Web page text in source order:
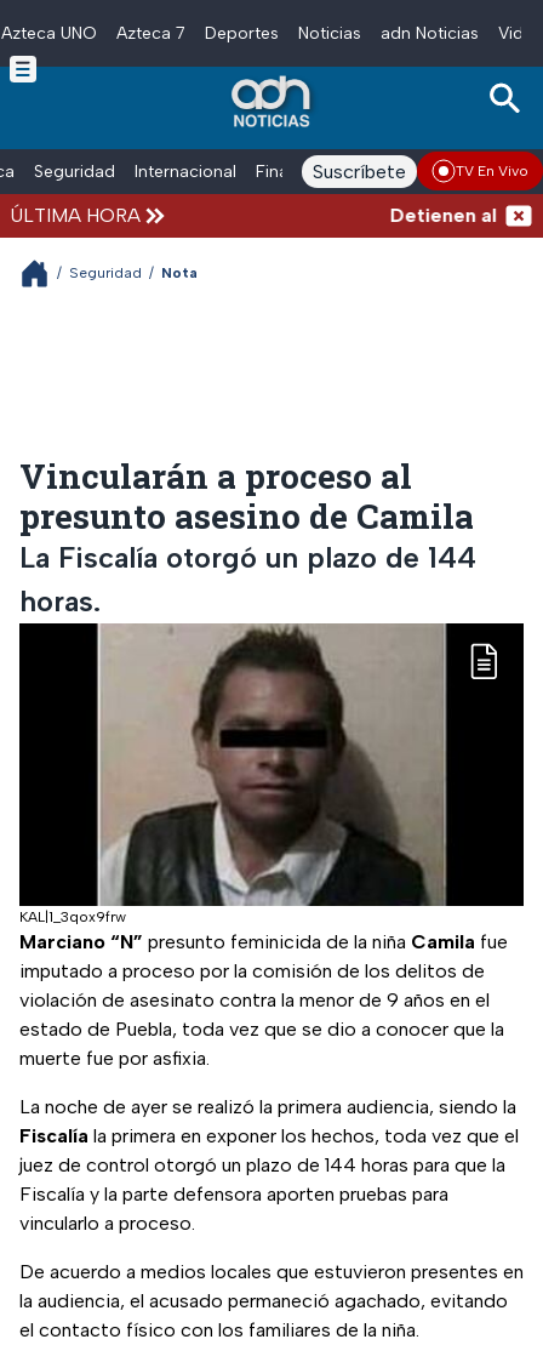
Skip to main content
Azteca UNO Azteca 7 Deportes Noticias adn Noticias
Seguridad Internacional Finanzas adn Noticias Radio
Suscríbete TV En Vivo
ÚLTIMA HORA Detienen al
/ Seguridad / Nota
Vincularán a proceso al
presunto asesino de Camila
La Fiscalía otorgó un plazo de 144
horas.
KAL|1_3qox9frw
Marciano “N” presunto feminicida de la niña Camila fue
imputado a proceso por la comisión de los delitos de
violación de asesinato contra la menor de 9 años en el
estado de Puebla, toda vez que se dio a conocer que la
muerte fue por asfixia.
La noche de ayer se realizó la primera audiencia, siendo la
Fiscalía la primera en exponer los hechos, toda vez que el
juez de control otorgó un plazo de 144 horas para que la
Fiscalía y la parte defensora aporten pruebas para
vincularlo a proceso.
De acuerdo a medios locales que estuvieron presentes en
la audiencia, el acusado permaneció agachado, evitando
el contacto físico con los familiares de la niña.